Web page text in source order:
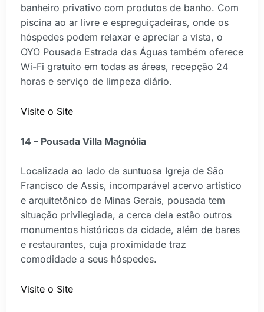
banheiro privativo com produtos de banho. Com
piscina ao ar livre e espreguiçadeiras, onde os
hóspedes podem relaxar e apreciar a vista, o
OYO Pousada Estrada das Águas também oferece
Wi-Fi gratuito em todas as áreas, recepção 24
horas e serviço de limpeza diário.
Visite o Site
14 – Pousada Villa Magnólia
Localizada ao lado da suntuosa Igreja de São
Francisco de Assis, incomparável acervo artístico
e arquitetônico de Minas Gerais, pousada tem
situação privilegiada, a cerca dela estão outros
monumentos históricos da cidade, além de bares
e restaurantes, cuja proximidade traz
comodidade a seus hóspedes.
Visite o Site